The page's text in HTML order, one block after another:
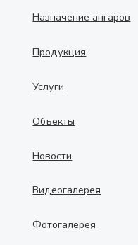
Назначение ангаров
Продукция
Услуги
Объекты
Новости
Видеогалерея
Фотогалерея